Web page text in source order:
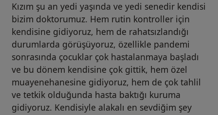
Kızım şu an yedi yaşında ve yedi senedir kendisi
bizim doktorumuz. Hem rutin kontroller için
kendisine gidiyoruz, hem de rahatsızlandığı
durumlarda görüşüyoruz, özellikle pandemi
sonrasında çocuklar çok hastalanmaya başladı
ve bu dönem kendisine çok gittik, hem özel
muayenehanesine gidiyoruz, hem de çok tahlil
ve tetkik olduğunda hasta baktığı kuruma
gidiyoruz. Kendisiyle alakalı en sevdiğim şey